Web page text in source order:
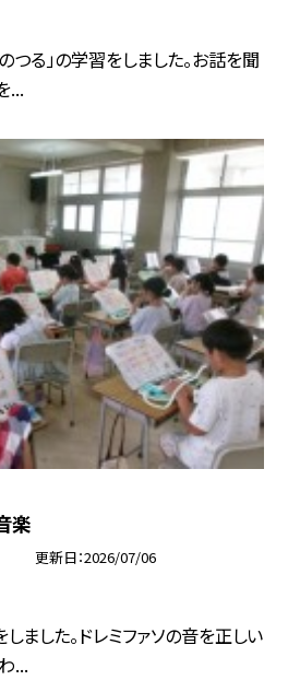
つる」の学習をしました。お話を聞
...
楽
更新日 2026/07/06
ました。ドレミファソの音を正しい
...